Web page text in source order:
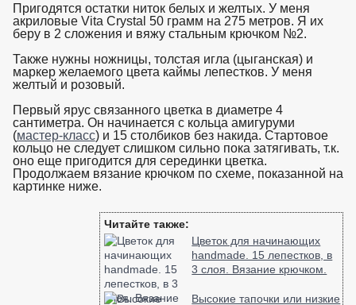
Пригодятся остатки ниток белых и желтых. У меня
акриловые Vita Crystal 50 грамм на 275 метров. Я их
беру в 2 сложения и вяжу стальным крючком №2.
Также нужны ножницы, толстая игла (цыганская) и
маркер желаемого цвета каймы лепестков. У меня
желтый и розовый.
Первый ярус связанного цветка в диаметре 4
сантиметра. Он начинается с кольца амигуруми
(мастер-класс) и 15 столбиков без накида. Стартовое
кольцо не следует слишком сильно пока затягивать, т.к.
оно еще пригодится для серединки цветка.
Продолжаем вязание крючком по схеме, показанной на
картинке ниже.
Читайте также:
Цветок для начинающих
handmade. 15 лепестков, в
3 слоя. Вязание крючком.
Высокие тапочки или низкие